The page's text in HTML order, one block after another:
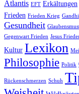
Atlantis EFT Erkältungen
Frieden Frieden Krieg Gandhi
Gesundheit
Gegenwart Frieden Jesus
Kultur Lexikon
Philosophie Politik
Rückenschmerzen Schuh